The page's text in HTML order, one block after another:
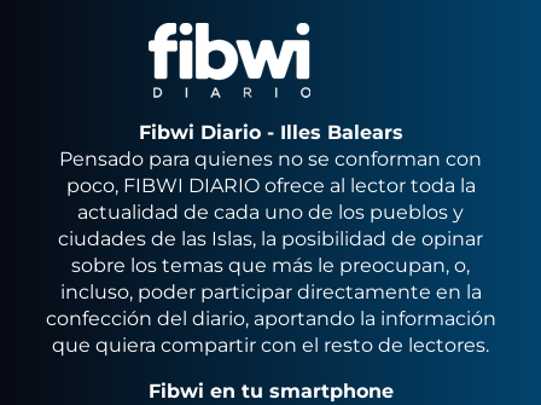
Fibwi Diario - Illes Balears
Pensado para quienes no se conforman con
poco, FIBWI DIARIO ofrece al lector toda la
actualidad de cada uno de los pueblos y
ciudades de las Islas, la posibilidad de opinar
sobre los temas que más le preocupan, o,
incluso, poder participar directamente en la
confección del diario, aportando la información
que quiera compartir con el resto de lectores.
Fibwi en tu smartphone